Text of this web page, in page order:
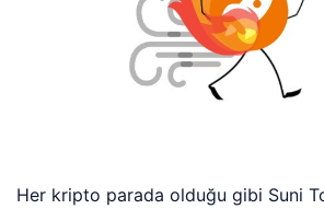
Her kripto parada olduğu gibi Suni